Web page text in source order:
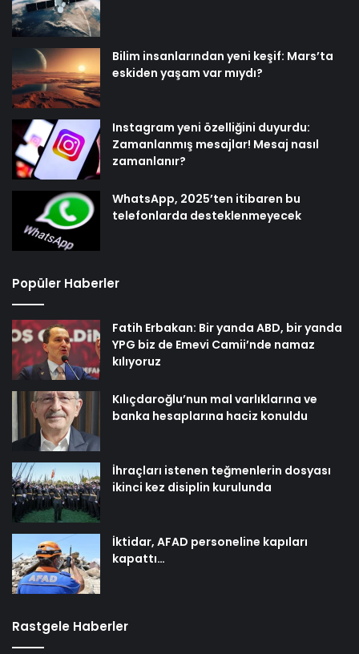
Bilim insanlarından yeni keşif: Mars’ta
eskiden yaşam var mıydı?
Instagram yeni özelliğini duyurdu:
Zamanlanmış mesajlar! Mesaj nasıl
zamanlanır?
WhatsApp, 2025’ten itibaren bu
telefonlarda desteklenmeyecek
Popüler Haberler
Fatih Erbakan: Bir yanda ABD, bir yanda
YPG biz de Emevi Camii’nde namaz
kılıyoruz
Kılıçdaroğlu’nun mal varlıklarına ve
banka hesaplarına haciz konuldu
İhraçları istenen teğmenlerin dosyası
ikinci kez disiplin kurulunda
İktidar, AFAD personeline kapıları
kapattı…
Rastgele Haberler